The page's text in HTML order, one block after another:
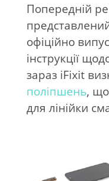
Попередній
офіційно
інструкції
зараз iFixit
поліпшень,
для лінійки